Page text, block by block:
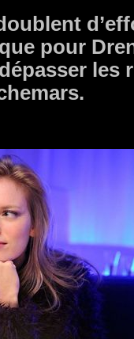
pour